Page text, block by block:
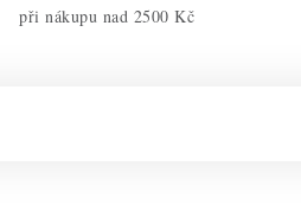
při nákupu nad 2500 Kč